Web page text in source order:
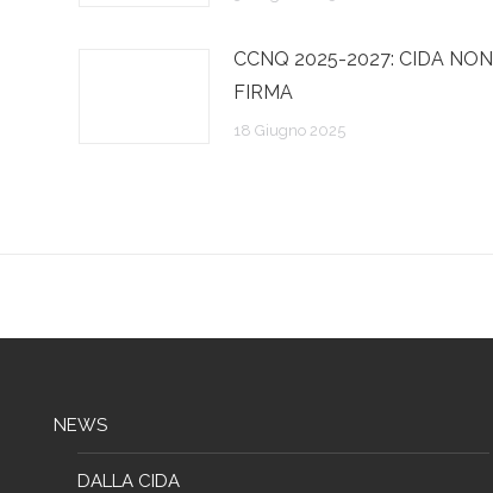
CCNQ 2025-2027: CIDA NON
FIRMA
18 Giugno 2025
NEWS
DALLA CIDA